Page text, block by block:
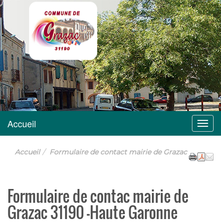
Grazac
Menu
Accueil
Accueil Formulaire de contact mairie de Grazac
Formulaire de contac mairie de
Grazac 31190 -Haute Garonne